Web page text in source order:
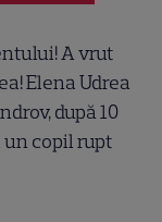
A vrut
Elena Udrea
după 10
copil rupt